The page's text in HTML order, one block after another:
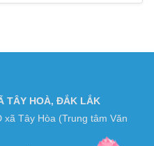
TÂY HOÀ, ĐẮK LẮK
xã Tây Hòa (Trung tâm Văn